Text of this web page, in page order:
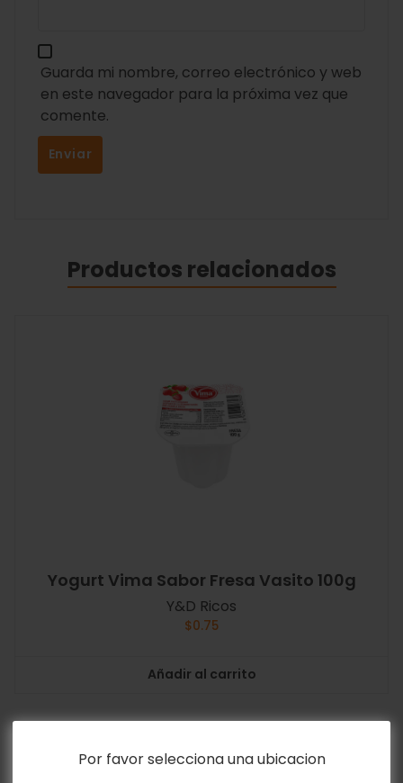
Por favor selecciona una ubicacion
Guarda mi nombre, correo electrónico y web
en este navegador para la próxima vez que
comente.
Productos relacionados
Yogurt Vima Sabor Fresa Vasito 100g
Y&D Ricos
$0.75
Añadir al carrito